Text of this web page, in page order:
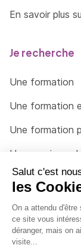
En savoir plus
Je recherche
Une formation
Une formation
Une formation
Un organisme
Un conseiller